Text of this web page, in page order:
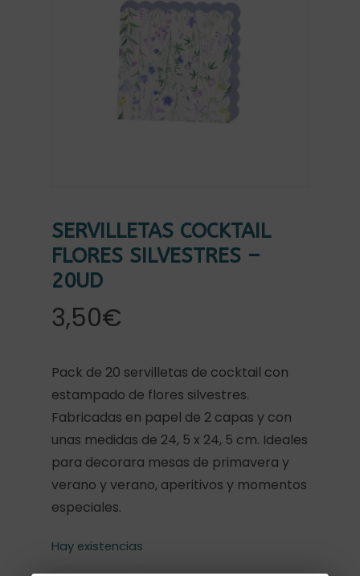
SERVILLETAS COCKTAIL
FLORES SILVESTRES –
20UD
3,50€
Pack de 20 servilletas de cocktail con
estampado de flores silvestres.
Fabricadas en papel de 2 capas y con
unas medidas de 24, 5 x 24, 5 cm. Ideales
para decorara mesas de primavera y
verano y verano, aperitivos y momentos
especiales.
Hay existencias